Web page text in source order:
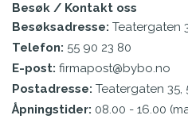
Besøk / Kontakt oss
Besøksadresse: Teatergaten
Telefon: 55 90 23 80
E-post: firmapost@bybo.no
Postadresse: Teatergaten 35,
Åpningstider: 08.00 - 16.00